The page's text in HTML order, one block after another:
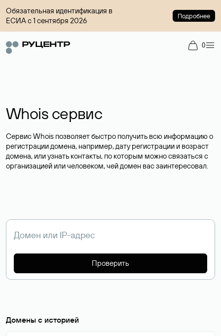
Обязательная идентификация в
ЕСИА с 1 сентября 2026
Подробнее
0
Whois сервис
Сервис Whois позволяет быстро получить всю информацию о
регистрации домена, например, дату регистрации и возраст
домена, или узнать контакты, по которым можно связаться с
организацией или человеком, чей домен вас заинтересовал.
Проверить
Домены с историей